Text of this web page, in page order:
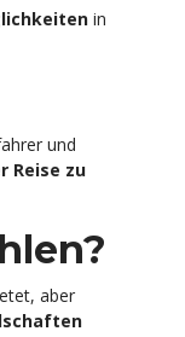
in
und
Reise zu
aber